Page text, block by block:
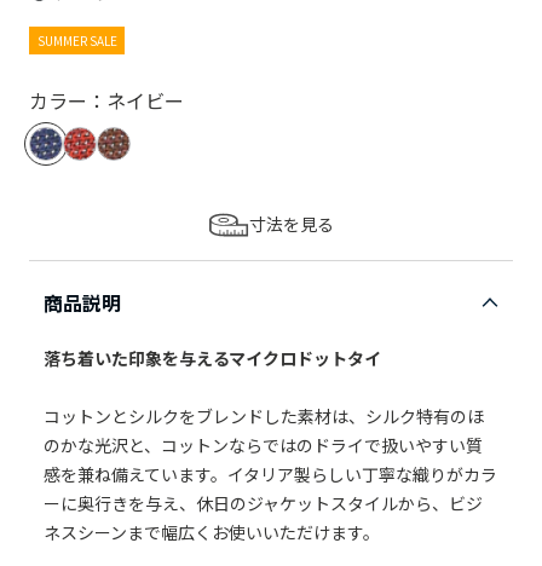
SUMMER SALE
カラー：ネイビー
寸法を見る
商品説明
落ち着いた印象を与えるマイクロドットタイ
コットンとシルクをブレンドした素材は、シルク特有のほ
のかな光沢と、コットンならではのドライで扱いやすい質
感を兼ね備えています。イタリア製らしい丁寧な織りがカラ
ーに奥行きを与え、休日のジャケットスタイルから、ビジ
ネスシーンまで幅広くお使いいただけます。